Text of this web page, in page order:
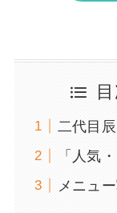
二代目
「人気
メニュ